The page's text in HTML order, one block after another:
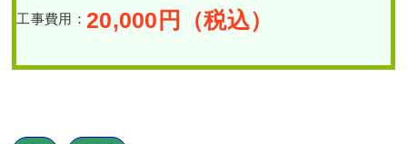
工事費用： 20,000 円（税込）